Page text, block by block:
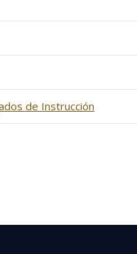
de Instrucción